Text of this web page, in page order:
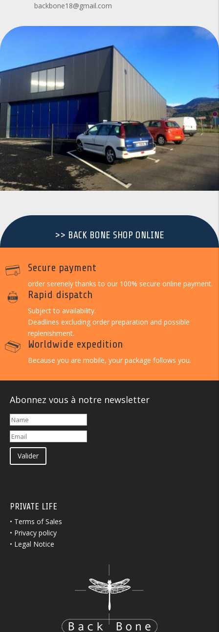
backbone18@gmail.com
>> BACK BONE SHOP ONLINE
Secure payment
order serenely thanks to our 100% secure online payment.
Rapid dispatch
Subject to availability.
Deadlines excluding order preparation and possible
replenishment.
Worldwide expedition
Because you are mobile, your package follows you.
Abonnez vous à notre newsletter
Valider
PRIVATE LIFE
• Terms of Sales
• Privacy policy
• Legal Notice